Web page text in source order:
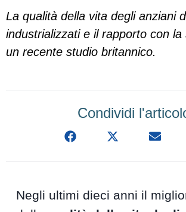
La qualità della vita degli anziani
industrializzati e il rapporto con la
un recente studio britannico.
Condividi
Negli ultimi dieci anni il